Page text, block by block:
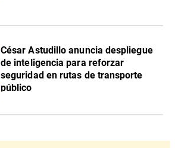
César Astudillo anuncia despliegue
de inteligencia para reforzar
seguridad en rutas de transporte
público